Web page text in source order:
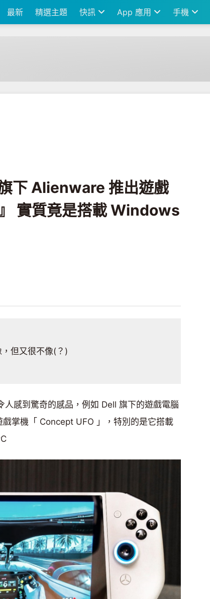
最新 精選主題 快訊 App 應用 手機
掌機『 Concept UFO 』 實質竟是搭載 Windows 10 的遊戲 PC
下 Alienware 推出遊戲
實質竟是搭載 Windows
但又很不像(？)
人感到驚奇的感品，例如 Dell 旗下的遊戲電腦
掌機「 Concept UFO 」，特別的是它搭載